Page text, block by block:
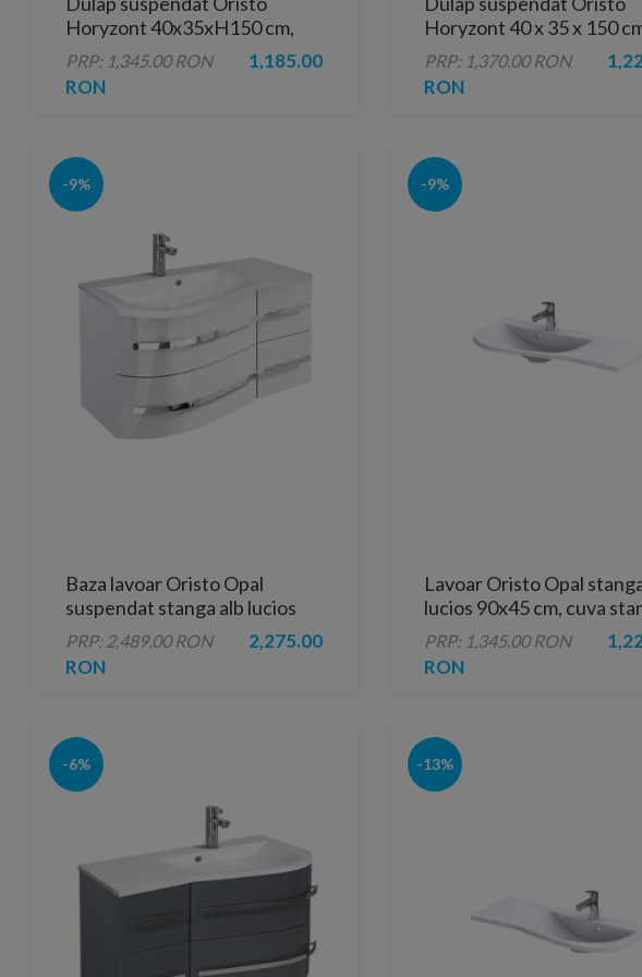
Horyzont 40x35xH150 cm,
deschidere stanga
PRP: 1,345.00 RON
1,185.00
RON
Horyzont 40 x 35 x 150
reversibila
PRP: 1,370.00 RON
RON
-9%
Baza lavoar Oristo Opal
suspendat stanga alb lucios
90x45xH50 cm
PRP: 2,489.00 RON
2,275.00
RON
-9%
Lavoar Oristo Opal
lucios 90x45 cm, cuva
PRP: 1,345.00 RON
RON
-6% -13%